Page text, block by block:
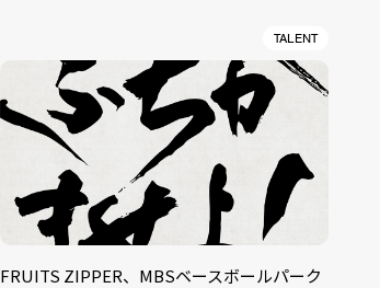
TALENT
FRUITS ZIPPER、MBSベースボールパーク